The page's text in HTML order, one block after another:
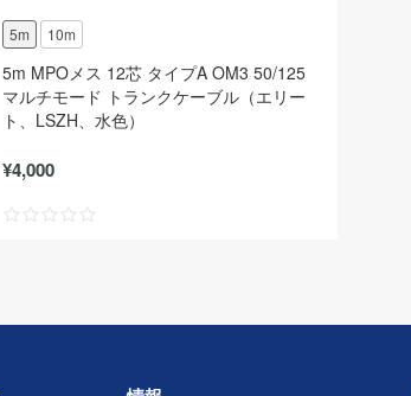
5m 10m
5m MPOメス 12芯 タイプA OM3 50/125
マルチモード トランクケーブル（エリー
ト、LSZH、水色）
¥4,000